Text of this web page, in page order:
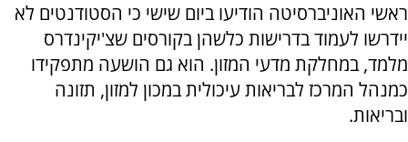
ראשי האוניברסיטה הודיעו ביום שישי כי הסטודנטים לא
יידרשו לעמוד בדרישות כלשהן בקורסים שצ'יקינדרס
מלמד, במחלקת מדעי המזון. הוא גם הושעה מתפקידו
כמנהל המרכז לבריאות עיכולית במכון למזון, תזונה
ובריאות.